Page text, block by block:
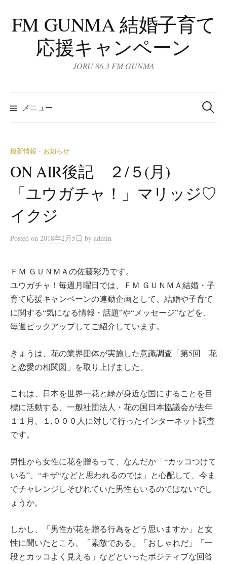
ン
テ
FM GUNMA 結婚子育て
応援キャンペーン
JORU 86.3 FM GUNMA
メニュー
検
索:
最新情報・お知らせ
ON AIR後記 ２/５(月)
「ユウガチャ！」マリッジ♡
イクジ
Posted on 2018年2月5日 by admin
ＦＭ ＧＵＮＭＡの佐藤彩乃です。
ユウガチャ！毎週月曜日では、ＦＭ ＧＵＮＭＡ結婚・子
育て応援キャンペーンの連動企画として、結婚や子育て
に関する“気になる情報・話題”や“メッセージ”などを、
毎週ピックアップしてご紹介しています。
きょうは、花の業界団体が実施した意識調査「第5回 花
と恋愛の相関図」を取り上げました。
これは、日本を世界一花と緑が身近な国にすることを目
標に活動する、一般社団法人・花の国日本協議会が去年
１１月、１,０００人に対して行ったインターネット調査
です。
男性から女性に花を贈るって、なんだか「“カッコつけて
いる”、“キザ“などと思われるのでは」と心配して、今ま
でチャレンジしそびれていた男性もいるのではないでし
ょうか。
しかし、「男性が花を贈る行為をどう思いますか」と女
性に聞いたところ、「素敵である」「おしゃれだ」「一
段とカッコよく見える」などといったポジティブな回答